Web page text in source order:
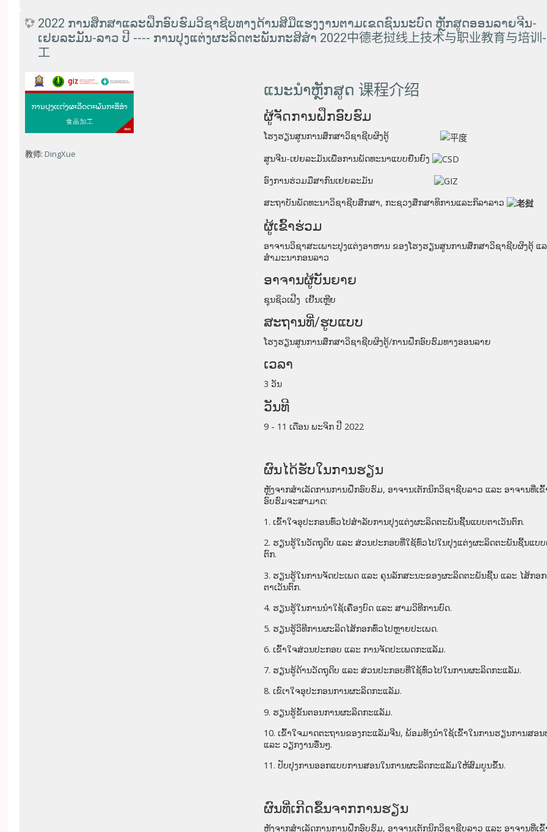
2022 ການສຶກສາແລະຝຶກອົບຮົມວິຊາຊີບທາງດ້ານສີມືແຮງງານຕາມເຂດຊົນນະບົດ ຫຼັກສູດອອນລາຍຈີນ-
ເຢຍລະມັນ-ລາວ ປີ ---- ການປຸງແຕ່ງຜະລິດຕະພັນກະສິສໍາ 2022中德老挝线上技术与职业教育与培训
工
ແນະນໍາຫຼັກສູດ 课程介绍
ຜູ້ຈັດການຝຶກອົບຮົມ
ໂຮງຮຽນສູນການສຶກສາວິຊາຊີບຜິງຕູ້
ສູນຈີນ-ເຢຍລະມັນເພື່ອການພັດທະນາແບບຍືນຍົງ
ອົງການຮ່ວມມືສາກົນເຢຍລະມັນ
ສະຖາບັນພັດທະນາວິຊາຊີບສຶກສາ, ກະຊວງສຶກສາທິການແລະກິລາລາວ
ຜູ້ເຂົ້າຮ່ວມ
ອາຈານວິຊາສະເພາະປຸງແຕ່ງອາຫານ ຂອງໂຮງຮຽນສູນການສຶກສາວິຊາຊີບຜິງຕຸ້ ແ
ສໍາມະນາກອນລາວ
ອາຈານຜູ້ບັນຍາຍ
ຊຸນຊິວເຟີງ ເຢີ້ນເຫຼີຍ
ສະຖານທີ່/ຮູບແບບ
ໂຮງຮຽນສູນການສຶກສາວິຊາຊີບຜິງຕູ້/ການຝຶກອົບຮົມທາງອອນລາຍ
ເວລາ
3 ວັນ
ວັນທີ
9 - 11 ເດືອນ ພະຈິກ ປີ 2022
ຜົນໄດ້ຮັບໃນການຮຽນ
ຫຼັງຈາກສໍາເລັດການການຝຶກອົບຮົມ, ອາຈານເຕັກນິກວິຊາຊີບລາວ ແລະ ອາຈານທີ່ເ
ອົບຮົມຈະສາມາດ:
1. ເຂົ້າໃຈອຸປະກອນທົ່ວໄປສໍາລັບການປຸງແຕ່ງຜະລິດຕະພັນຊີ້ນແບບຕາເວັນຕົກ.
2. ຮຽນຮູ້ໃນວັດຖຸດິບ ແລະ ສ່ວນປະກອບທີ່ໃຊ້ທົ່ວໄປໃນປຸງແຕ່ງຜະລິດຕະພັນຊີ້ນແບບ
ຕົກ.
3. ຮຽນຮູ້ໃນການຈັດປະເພດ ແລະ ຄຸນລັກສະນະຂອງຜະລິດຕະພັນຊີ້ນ ແລະ ໄສ້ກອ
ຕາເວັນຕົກ.
4. ຮຽນຮູ້ໃນການນໍາໃຊ້ເຄື່ອງບົດ ແລະ ສາມວິທີການບົດ.
5. ຮຽນຮູ້ວິທີການຜະລິດໄສ້ກອກທົ່ວໄປຫຼາຍປະເພດ.
6. ເຂົ້າໃຈສ່ວນປະກອບ ແລະ ການຈັດປະເພດກະແລັມ.
7. ຮຽນຮູ້ດ້ານວັດຖຸດິບ ແລະ ສ່ວນປະກອບທີ່ໃຊ້ທົ່ວໄປໃນການຜະລິດກະແລັມ.
8. ເຂົເາໃຈອຸປະກອນການຜະລິດກະແລັມ.
9. ຮຽນຮູ້ຂັ້ນຕອນການຜະລິດກະແລັມ.
10. ເຂົ້າໃຈມາດຕະຖານຂອງກະແລັມຈີນ, ພ້ອມທັງນຳໃຊ້ເຂົ້າໃນການຮຽນການສອນ
ແລະ ວຽກງານອື່ນໆ.
11. ປັບປຸງການອອກແບບການສອນໃນການຜະລິດກະແລັມໃຫ້ສົມບູນຂຶ້ນ.
ຜົນທີ່ເກີດຂຶ້ນຈາກການຮຽນ
ຫຼັງຈາກສໍາເລັດການການຝຶກອົບຮົມ, ອາຈານເຕັກນິກວິຊາຊີບລາວ ແລະ ອາຈານທີ່ເ
教师: DingXue